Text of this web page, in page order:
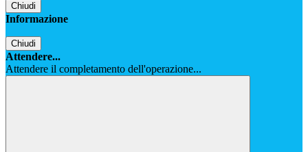
Chiudi
Informazione
Chiudi
Attendere...
Attendere il completamento dell'operazione...